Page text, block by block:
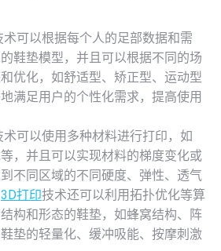
术可以根据每个人的足部数据和需
鞋垫模型，并且可以根据不同的场
优化，如舒适型、矫正型、运动型
满足用户的个性化需求，提高使用
术可以使用多种材料进行打印，如
，并且可以实现材料的梯度变化或
不同区域的不同硬度、弹性、透气
3D打印技术还可以利用拓扑优化等算
构和形态的鞋垫，如蜂窝结构、阵
垫的轻量化、缓冲吸能、按摩刺激